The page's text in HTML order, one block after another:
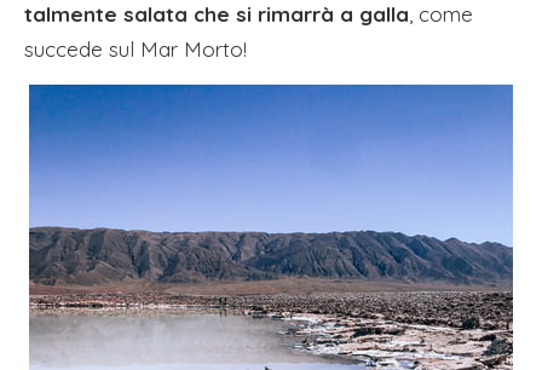
talmente salata che si rimarrà a galla , come
succede sul Mar Morto!